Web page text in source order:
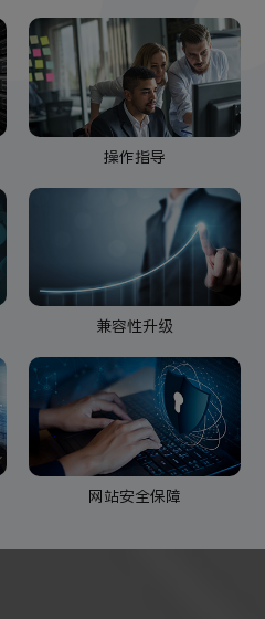
操作指导
兼容性升级
网站安全保障